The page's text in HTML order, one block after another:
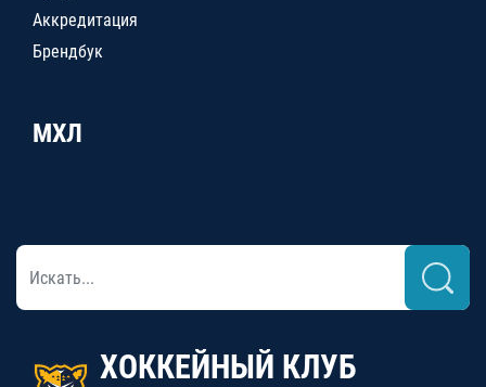
Аккредитация
Брендбук
МХЛ
ХОККЕЙНЫЙ КЛУБ